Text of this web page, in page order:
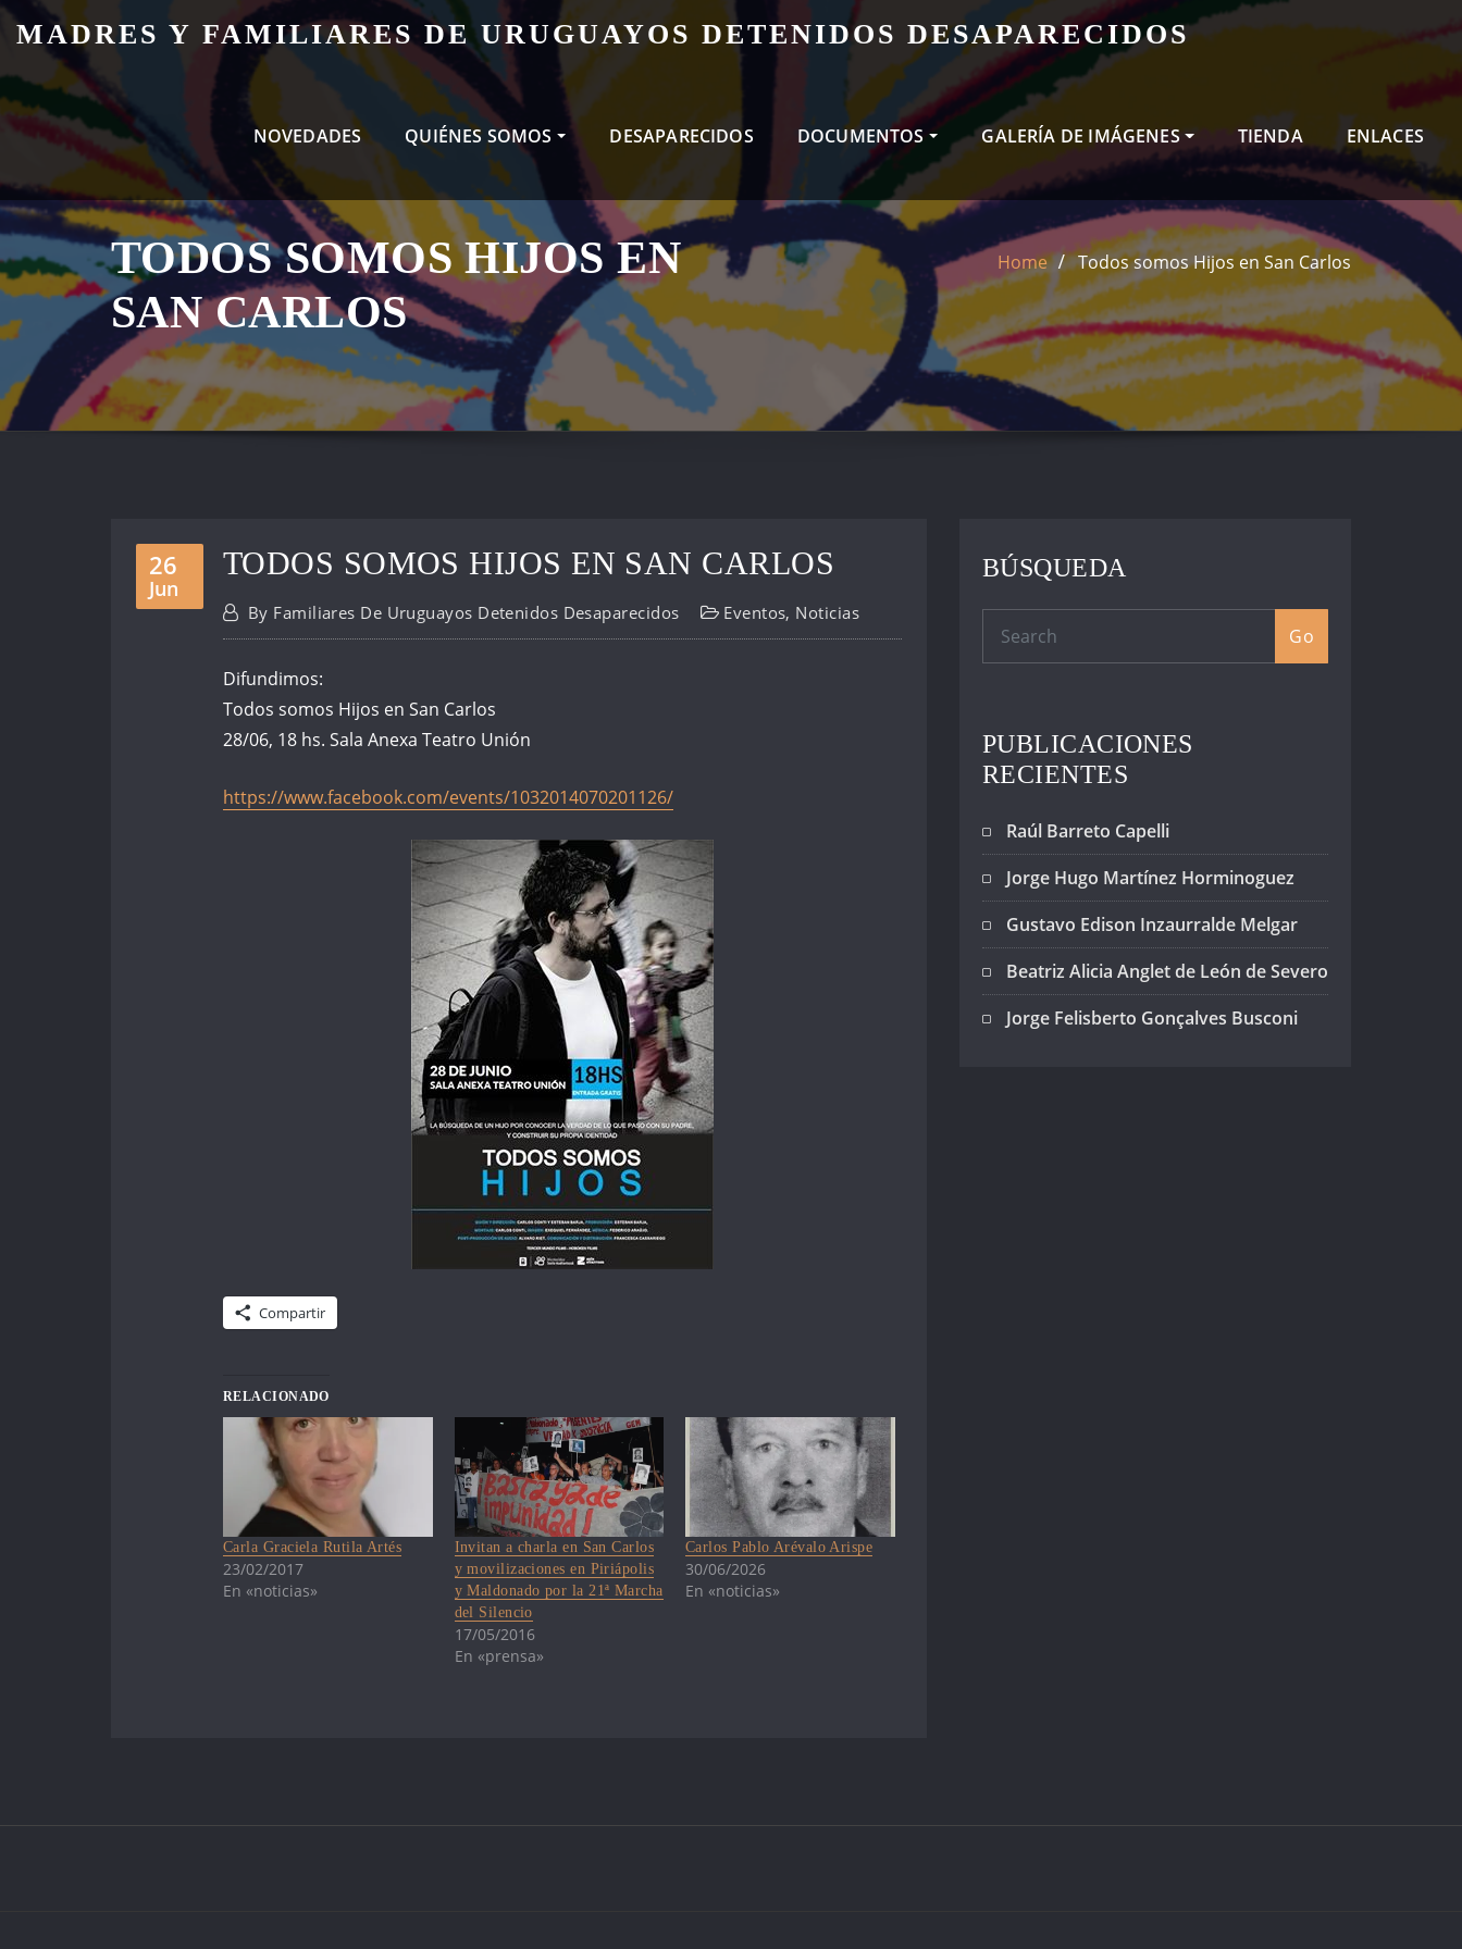
Skip
content
MADRES Y FAMILIARES DE URUGUAYOS DETENIDOS DESAPARECIDOS
NOVEDADES QUIÉNES SOMOS DESAPARECIDOS DOCUMENTOS GALERÍA DE IMÁGENES TIENDA ENLACES
TODOS SOMOS HIJOS EN
SAN CARLOS
Home Todos somos Hijos en San Carlos
26
Jun
TODOS SOMOS HIJOS EN SAN CARLOS
By Familiares De Uruguayos Detenidos Desaparecidos Eventos, Noticias
Difundimos:
Todos somos Hijos en San Carlos
28/06, 18 hs. Sala Anexa Teatro Unión
https://www.facebook.com/events/1032014070201126/
Compartir
RELACIONADO
Carla Graciela Rutila Artés
23/02/2017
En «noticias»
Invitan a charla en San Carlos
y movilizaciones en Piriápolis
y Maldonado por la 21ª Marcha
del Silencio
17/05/2016
En «prensa»
Carlos Pablo Arévalo Arispe
30/06/2026
En «noticias»
BÚSQUEDA
Go
PUBLICACIONES
RECIENTES
Raúl Barreto Capelli
Jorge Hugo Martínez Horminoguez
Gustavo Edison Inzaurralde Melgar
Beatriz Alicia Anglet de León de Severo
Jorge Felisberto Gonçalves Busconi